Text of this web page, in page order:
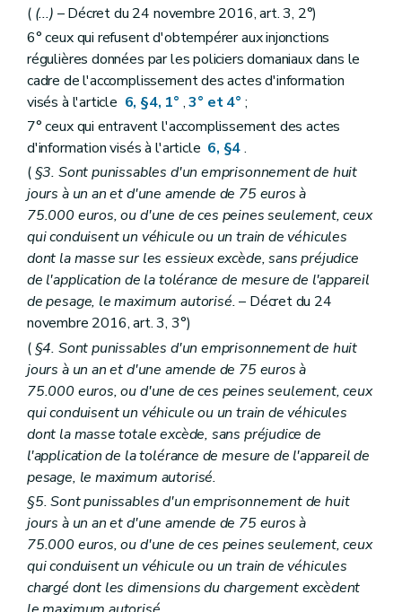
( (...) – Décret du 24 novembre 2016, art. 3, 2°)
6° ceux qui refusent d'obtempérer aux injonctions
régulières données par les policiers domaniaux dans le
cadre de l'accomplissement des actes d'information
visés à l'article 6, §4, 1° ,3° et 4° ;
7° ceux qui entravent l'accomplissement des actes
d'information visés à l'article 6, §4.
(§3. Sont punissables d'un emprisonnement de huit
jours à un an et d'une amende de 75 euros à
75.000 euros, ou d'une de ces peines seulement, ceux
qui conduisent un véhicule ou un train de véhicules
dont la masse sur les essieux excède, sans préjudice
de l'application de la tolérance de mesure de l'appareil
de pesage, le maximum autorisé.– Décret du 24
novembre 2016, art. 3, 3°)
( §4. Sont punissables d'un emprisonnement de huit
jours à un an et d'une amende de 75 euros à
75.000 euros, ou d'une de ces peines seulement, ceux
qui conduisent un véhicule ou un train de véhicules
dont la masse totale excède, sans préjudice de
l'application de la tolérance de mesure de l'appareil de
pesage, le maximum autorisé.
§5. Sont punissables d'un emprisonnement de huit
jours à un an et d'une amende de 75 euros à
75.000 euros, ou d'une de ces peines seulement, ceux
qui conduisent un véhicule ou un train de véhicules
chargé dont les dimensions du chargement excèdent